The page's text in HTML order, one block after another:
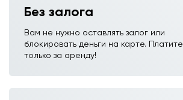
Без залога
Вам не нужно оставлять залог или
блокировать деньги на карте. Платите
только за аренду!